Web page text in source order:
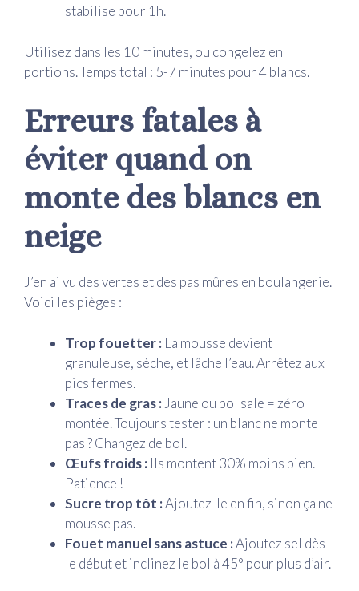
stabilise pour 1h.
Utilisez dans les 10 minutes, ou congelez en
portions. Temps total : 5-7 minutes pour 4 blancs.
Erreurs fatales à
éviter quand on
monte des blancs en
neige
J’en ai vu des vertes et des pas mûres en boulangerie.
Voici les pièges :
Trop fouetter : La mousse devient
granuleuse, sèche, et lâche l’eau. Arrêtez aux
pics fermes.
Traces de gras : Jaune ou bol sale = zéro
montée. Toujours tester : un blanc ne monte
pas ? Changez de bol.
Œufs froids : Ils montent 30% moins bien.
Patience !
Sucre trop tôt :Ajoutez-le en fin, sinon ça ne
mousse pas.
Fouet manuel sans astuce :Ajoutez sel dès
le début et inclinez le bol à 45° pour plus d’air.